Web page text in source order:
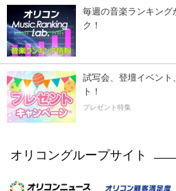
毎週の音楽ランキング
ク！
試写会、登壇イベント
ト！
プレゼント特集
オリコングループサイト